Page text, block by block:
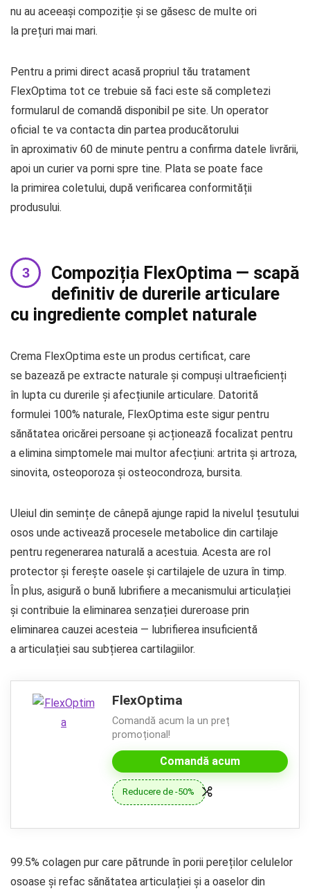
nu au aceeași compoziție și se găsesc de multe ori
la prețuri mai mari.
Pentru a primi direct acasă propriul tău tratament
FlexOptima tot ce trebuie să faci este să completezi
formularul de comandă disponibil pe site. Un operator
oficial te va contacta din partea producătorului
în aproximativ 60 de minute pentru a confirma datele livrării,
apoi un curier va porni spre tine. Plata se poate face
la primirea coletului, după verificarea conformității
produsului.
Compoziția FlexOptima — scapă
definitiv de durerile articulare
cu ingrediente complet naturale
Crema FlexOptima este un produs certificat, care
se bazează pe extracte naturale și compuși ultraeficienți
în lupta cu durerile și afecțiunile articulare. Datorită
formulei 100% naturale, FlexOptima este sigur pentru
sănătatea oricărei persoane și acționează focalizat pentru
a elimina simptomele mai multor afecțiuni: artrita și artroza,
sinovita, osteoporoza și osteocondroza, bursita.
Uleiul din semințe de cânepă ajunge rapid la nivelul țesutului
osos unde activează procesele metabolice din cartilaje
pentru regenerarea naturală a acestuia. Acesta are rol
protector și ferește oasele și cartilajele de uzura în timp.
În plus, asigură o bună lubrifiere a mecanismului articulației
și contribuie la eliminarea senzației dureroase prin
eliminarea cauzei acesteia — lubrifierea insuficientă
a articulației sau subțierea cartilagiilor.
FlexOptima
Comandă acum la un preț
promoțional!
Comandă acum
Reducere de -50%
99.5% colagen pur care pătrunde în porii pereților celulelor
osoase și refac sănătatea articulației și a oaselor din